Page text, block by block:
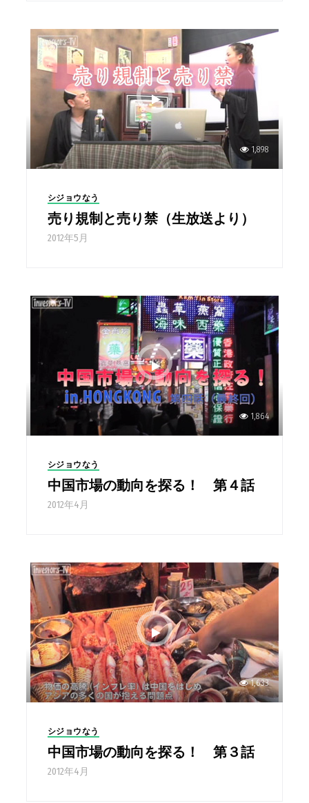
1,898
シジョウなう
売り規制と売り禁（生放送より）
2012年5月
1,864
シジョウなう
中国市場の動向を探る！ 第４話
2012年4月
1,633
シジョウなう
中国市場の動向を探る！ 第３話
2012年4月